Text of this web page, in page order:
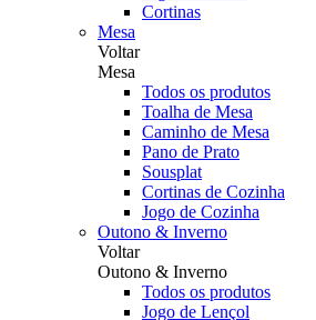
Cortinas
Mesa
Voltar
Mesa
Todos os produtos
Toalha de Mesa
Caminho de Mesa
Pano de Prato
Sousplat
Cortinas de Cozinha
Jogo de Cozinha
Outono & Inverno
Voltar
Outono & Inverno
Todos os produtos
Jogo de Lençol